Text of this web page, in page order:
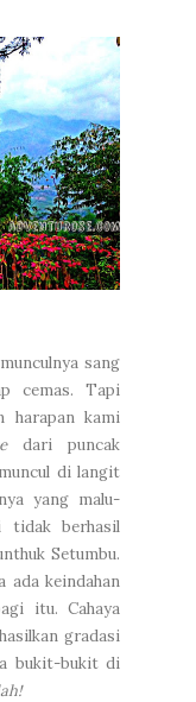
sang
cemas. Tapi
harapan kami
dari puncak
di langit
yang malu-
tidak berhasil
Setumbu.
ada keindahan
itu. Cahaya
gradasi
bukit-bukit di